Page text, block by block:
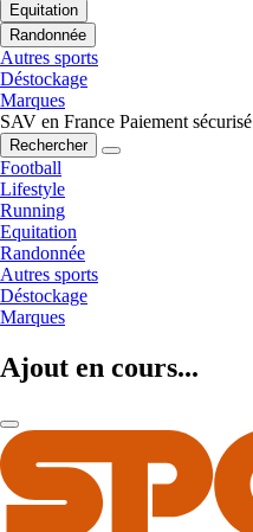
Equitation
Randonnée
Autres sports
Déstockage
Marques
SAV en France Paiement sécurisé
Rechercher
Football
Lifestyle
Running
Equitation
Randonnée
Autres sports
Déstockage
Marques
Ajout en cours...